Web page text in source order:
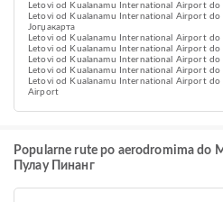
Letovi od Kualanamu International Airport
Letovi od Kualanamu International Airport
Јогџакарта
Letovi od Kualanamu International Airport do
Letovi od Kualanamu International Airport
Letovi od Kualanamu International Airport
Letovi od Kualanamu International Airport
Letovi od Kualanamu International Airport
Airport
Popularne rute po aerodromima do
Пулау Пинанг